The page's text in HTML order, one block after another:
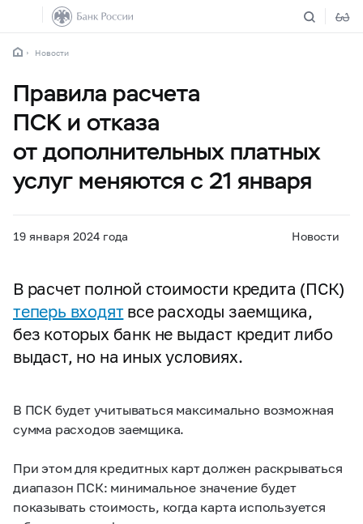
Новости
Правила расчета
ПСК и отказа
от дополнительных платных
услуг меняются с 21 января
19 января 2024 года Новости
В расчет полной стоимости кредита (ПСК)
теперь входятвсе расходы заемщика,
без которых банк не выдаст кредит либо
выдаст, но на иных условиях.
В ПСК будет учитываться максимально возможная
сумма расходов заемщика.
При этом для кредитных карт должен раскрываться
диапазон ПСК: минимальное значение будет
показывать стоимость, когда карта используется